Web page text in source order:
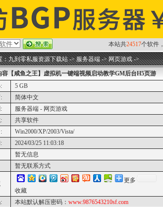
本站共24517个软件，
：九到零私服资源下载站->服务器端->网页游戏->
容【咸鱼之王】虚拟机一键端视频启动教学GM后台H5页游
5 GB
简体中文
服务器端 - 网页游戏
共享软件
Win2000/XP/2003/Vista/
2024/03/25 11:03:18
暂无信息
暂无联系方式
更多
收藏
本站默认解压密码： www.9876543210sf.com